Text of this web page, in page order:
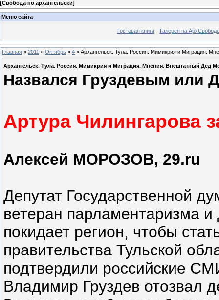
[Свобода по архангельски]
Меню сайта
Гостевая книга Галерея на АрхСвободе
Главная » 2011 » Октябрь » 4 » Архангельск. Тула. Россия. Мимикрия и Миграция.
Архангельск. Тула. Россия. Мимикрия и Миграция. Мнения. Внештатный Дед
Назвался Груздевым или
Артура Чилингарова
Алексей МОРОЗОВ, 29.ru
Депутат Государственной
ветеран парламентаризма
покидает регион, чтобы
правительства Тульской
подтвердили российские
Владимир Груздев отозвал